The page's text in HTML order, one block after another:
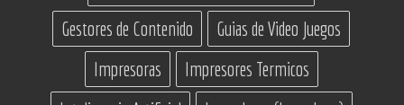
Gestores de Contenido
Guias de Video Juegos
Impresoras
Impresores Termicos